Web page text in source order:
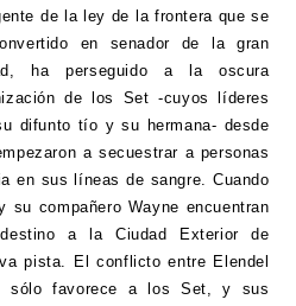
de la ley de la frontera que se
en senador de la gran
ha perseguido a la oscura
de los Set -cuyos líderes
difunto tío y su hermana- desde
a secuestrar a personas
en sus líneas de sangre. Cuando
su compañero Wayne encuentran
a la Ciudad Exterior de
pista. El conflicto entre Elendel
sólo favorece a los Set, y sus